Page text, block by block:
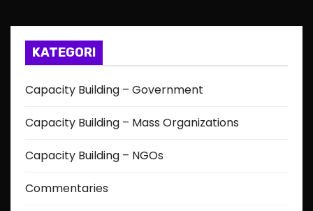
s
s
g
i
KATEGORI
Capacity Building – Government
Capacity Building – Mass Organizations
Capacity Building – NGOs
Commentaries